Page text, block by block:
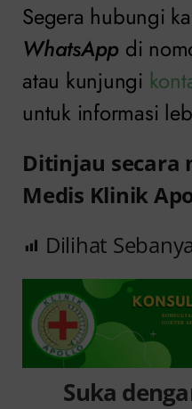
Segera hubungi
WhatsApp di
atau kunjungi
untuk informasi
Ditinjau secara
Medis Klinik
Dilihat
Suka